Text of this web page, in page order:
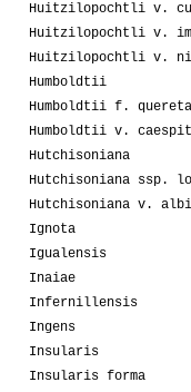
Huitzilopochtli v.
Huitzilopochtli v.
Huitzilopochtli v.
Humboldtii
Humboldtii f.
Humboldtii v.
Hutchisoniana
Hutchisoniana ssp.
Hutchisoniana v.
Ignota
Igualensis
Inaiae
Infernillensis
Ingens
Insularis
Insularis forma